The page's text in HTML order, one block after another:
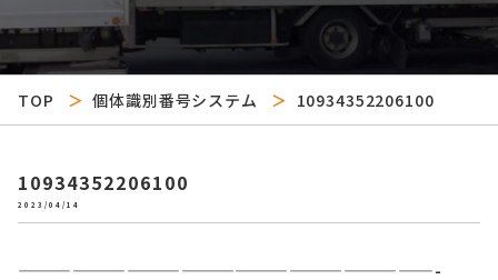
TOP 個体識別番号システム 10934352206100
10934352206100
2023/04/14
———————————————————————-